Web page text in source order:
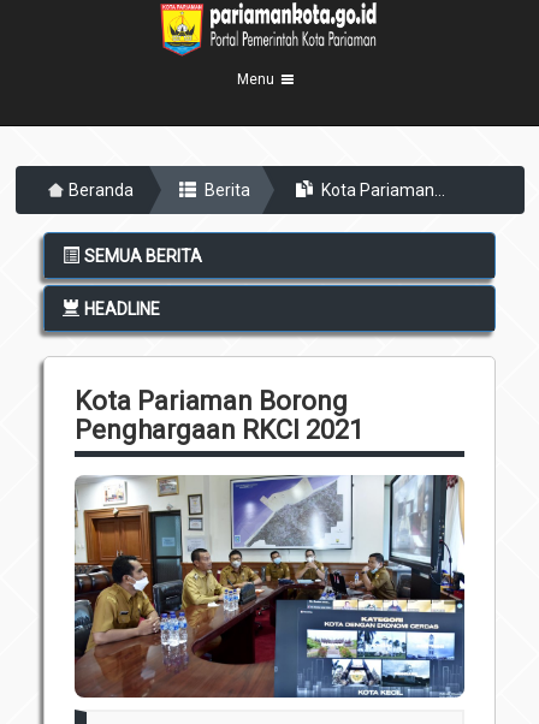
Menu
Profil Kota 5
Sejarah
Demografis
Geografis
Legislatif
Sekretariat Daerah
Kecamatan
Desa
Kelurahan
Unit Pelaksana Teknis (UPT)
Transparansi
Informasi
Layanan
Agenda
Pengumuman
Infografis
Download
Penghargaan
Beranda Berita Kota Pariaman...
SEMUA BERITA
HEADLINE
Kota Pariaman Borong
Penghargaan RKCI 2021